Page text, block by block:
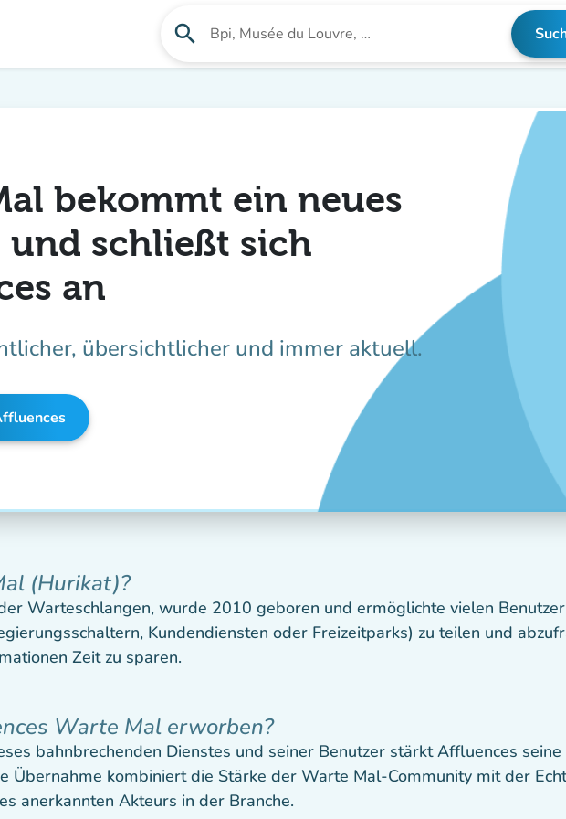
search Suche nach einer Einrichtung
bekommt ein neues
und schließt sich
an
übersichtlicher und immer aktuell.
(Hurikat)?
Warteschlangen, wurde 2010 geboren und ermöglichte vielen
Kundendiensten oder Freizeitparks) zu teilen und
Zeit zu sparen.
Warte Mal erworben?
bahnbrechenden Dienstes und seiner Benutzer stärkt Affluences
Übernahme kombiniert die Stärke der Warte Mal-Community mit der
anerkannten Akteurs in der Branche.